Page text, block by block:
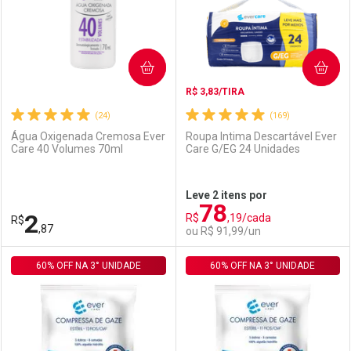
Comprar sem Desconto
Por R$ 3,19/cada
Por R$ 3,19/cada
Comprar sem Desconto
Por R$ 22,30/cada
Comprar sem Desconto
Por R$ 22,30/cada
(24)
Água Oxigenada Cremosa Ever
Care 40 Volumes 70ml
R$2,87
COMPRAR
FECHAR
Laboratório
FECHAR
Por Menos
(169)
R$ 3,83/TIRA
Roupa Intima Descartável Ever
Care G/EG 24 Unidades
Leve 2 itens por
R$78,19/cada
ou R$ 91,99/un
COMPRAR
Laboratório
Por Menos
60% OFF NA 3° UNIDADE 60% OFF NA 3° UNIDADE